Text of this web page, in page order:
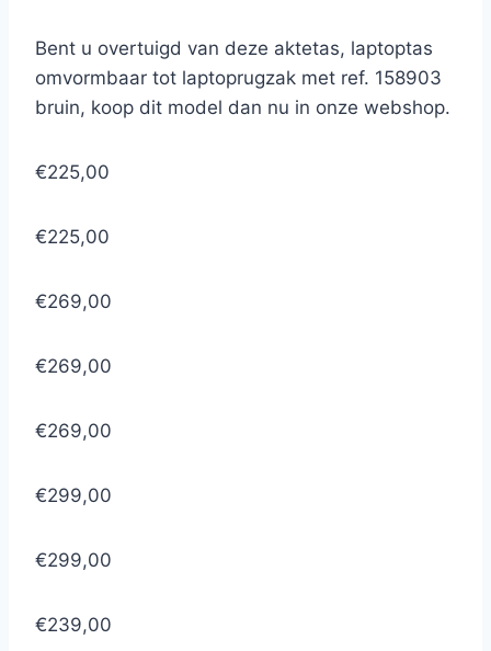
Bent u overtuigd van deze aktetas, laptoptas
omvormbaar tot laptoprugzak met ref. 158903
bruin, koop dit model dan nu in onze webshop.
€225,00
€225,00
€269,00
€269,00
€269,00
€299,00
€299,00
€239,00